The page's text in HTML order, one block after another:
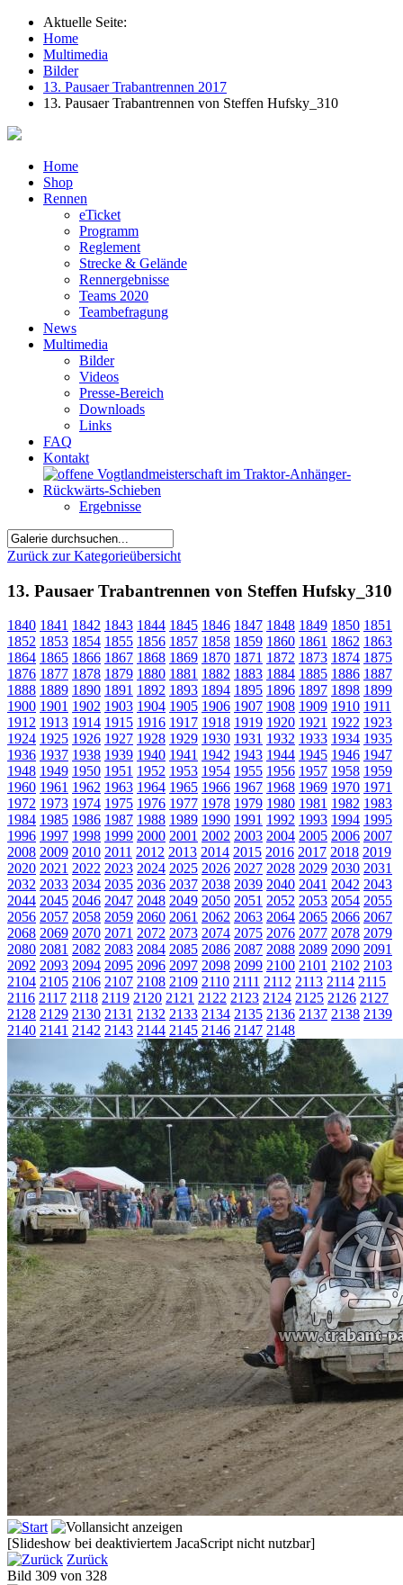
Aktuelle Seite:
Home
Multimedia
Bilder
13. Pausaer Trabantrennen 2017
13. Pausaer Trabantrennen von Steffen Hufsky_310
Home
Shop
Rennen
eTicket
Programm
Reglement
Strecke & Gelände
Rennergebnisse
Teams 2020
Teambefragung
News
Multimedia
Bilder
Videos
Presse-Bereich
Downloads
Links
FAQ
Kontakt
Ergebnisse
Zurück zur Kategorieübersicht
13. Pausaer Trabantrennen von Steffen Hufsky_310
1840 1841 1842 1843 1844 1845 1846 1847 1848 1849 1850 1851
1852 1853 1854 1855 1856 1857 1858 1859 1860 1861 1862 1863
1864 1865 1866 1867 1868 1869 1870 1871 1872 1873 1874 1875
1876 1877 1878 1879 1880 1881 1882 1883 1884 1885 1886 1887
1888 1889 1890 1891 1892 1893 1894 1895 1896 1897 1898 1899
1900 1901 1902 1903 1904 1905 1906 1907 1908 1909 1910 1911
1912 1913 1914 1915 1916 1917 1918 1919 1920 1921 1922 1923
1924 1925 1926 1927 1928 1929 1930 1931 1932 1933 1934 1935
1936 1937 1938 1939 1940 1941 1942 1943 1944 1945 1946 1947
1948 1949 1950 1951 1952 1953 1954 1955 1956 1957 1958 1959
1960 1961 1962 1963 1964 1965 1966 1967 1968 1969 1970 1971
1972 1973 1974 1975 1976 1977 1978 1979 1980 1981 1982 1983
1984 1985 1986 1987 1988 1989 1990 1991 1992 1993 1994 1995
1996 1997 1998 1999 2000 2001 2002 2003 2004 2005 2006 2007
2008 2009 2010 2011 2012 2013 2014 2015 2016 2017 2018 2019
2020 2021 2022 2023 2024 2025 2026 2027 2028 2029 2030 2031
2032 2033 2034 2035 2036 2037 2038 2039 2040 2041 2042 2043
2044 2045 2046 2047 2048 2049 2050 2051 2052 2053 2054 2055
2056 2057 2058 2059 2060 2061 2062 2063 2064 2065 2066 2067
2068 2069 2070 2071 2072 2073 2074 2075 2076 2077 2078 2079
2080 2081 2082 2083 2084 2085 2086 2087 2088 2089 2090 2091
2092 2093 2094 2095 2096 2097 2098 2099 2100 2101 2102 2103
2104 2105 2106 2107 2108 2109 2110 2111 2112 2113 2114 2115
2116 2117 2118 2119 2120 2121 2122 2123 2124 2125 2126 2127
2128 2129 2130 2131 2132 2133 2134 2135 2136 2137 2138 2139
2140 2141 2142 2143 2144 2145 2146 2147 2148
[Slideshow bei deaktiviertem JacaScript nicht nutzbar]
Zurück
Bild 309 von 328